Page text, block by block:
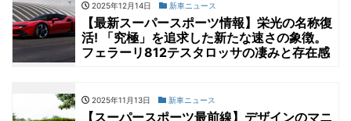
2025年12月14日 新車ニュース
【最新スーパースポーツ情報】栄光の名称復
活! 「究極」を追求した新たな速さの象徴。
フェラーリ812テスタロッサの凄みと存在感
2025年11月13日 新車ニュース
【スーパースポーツ最前線】デザインのマニ